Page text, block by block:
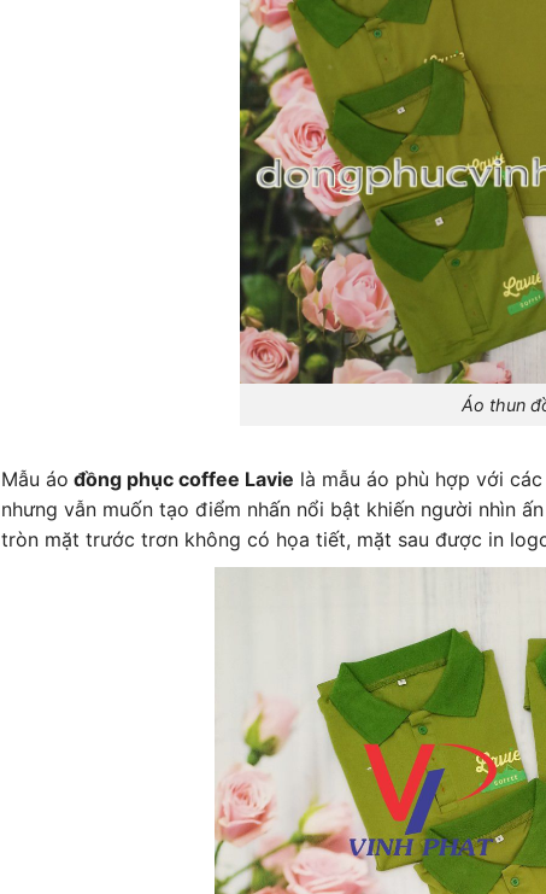
Áo thun đồng
Mẫu áo đồng phục coffee Lavie là mẫu áo phù hợp với
nhưng vẫn muốn tạo điểm nhấn nổi bật khiến người nhìn
tròn mặt trước trơn không có họa tiết, mặt sau được in